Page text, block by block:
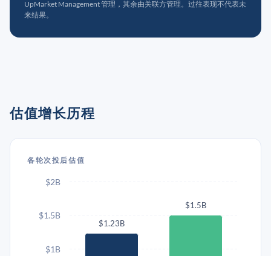
UpMarket Management 管理，其余由关联方管理。过往表现不代表未
来结果。
估值增长历程
各轮次投后估值
$1.23B
$1.5B
$1B
$1.5B
$2B